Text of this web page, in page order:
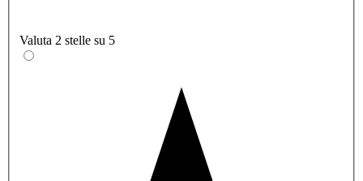
Valuta 2 stelle su 5